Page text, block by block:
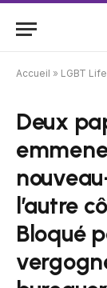
Accueil » LGBT
Deux
l’autre
Bloqué